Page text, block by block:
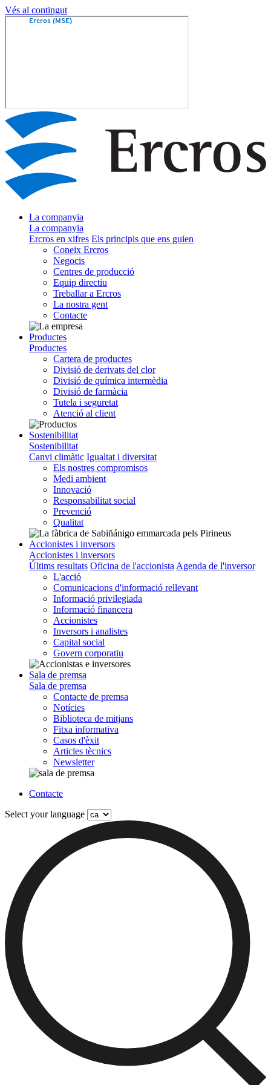
Vés al contingut
La companyia
La companyia
Ercros en xifres Els principis que ens guien
Coneix Ercros
Negocis
Centres de producció
Equip directiu
Treballar a Ercros
La nostra gent
Contacte
Productes
Productes
Cartera de productes
Divisió de derivats del clor
Divisió de química intermèdia
Divisió de farmàcia
Tutela i seguretat
Atenció al client
Sostenibilitat
Sostenibilitat
Canvi climàtic Igualtat i diversitat
Els nostres compromisos
Medi ambient
Innovació
Responsabilitat social
Prevenció
Qualitat
Accionistes i inversors
Accionistes i inversors
Últims resultats Oficina de l'accionista Agenda de l'inversor
L'acció
Comunicacions d'informació rellevant
Informació privilegiada
Informació financera
Accionistes
Inversors i analistes
Capital social
Govern corporatiu
Sala de premsa
Sala de premsa
Contacte de premsa
Notícies
Biblioteca de mitjans
Fitxa informativa
Casos d'èxit
Articles tècnics
Newsletter
Contacte
Select your language